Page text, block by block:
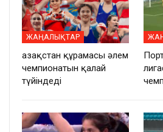
ЖАҢАЛЫҚТАР
Қазақстан құрамасы әлем
чемпионатын қалай
түйіндеді